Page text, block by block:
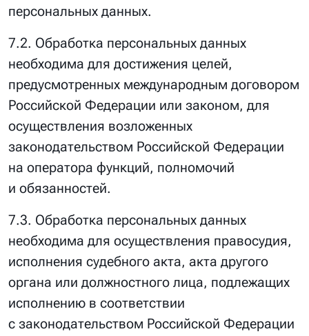
персональных данных.
7.2. Обработка персональных данных
необходима для достижения целей,
предусмотренных международным договором
Российской Федерации или законом, для
осуществления возложенных
законодательством Российской Федерации
на оператора функций, полномочий
и обязанностей.
7.3. Обработка персональных данных
необходима для осуществления правосудия,
исполнения судебного акта, акта другого
органа или должностного лица, подлежащих
исполнению в соответствии
с законодательством Российской Федерации